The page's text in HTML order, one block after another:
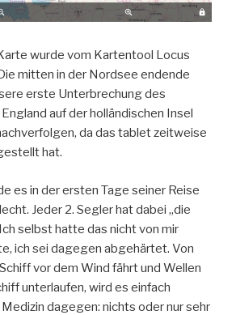
wurde vom Kartentool Locus
mitten in der Nordsee endende
erste Unterbrechung des
auf der holländischen Insel
da das tablet zeitweise
hat.
es in der ersten Tage seiner Reise
Jeder 2. Segler hat dabei „die
selbst hatte das nicht von mir
ich sei dagegen abgehärtet. Von
vor dem Wind fährt und Wellen
unterlaufen, wird es einfach
dagegen: nichts oder nur sehr